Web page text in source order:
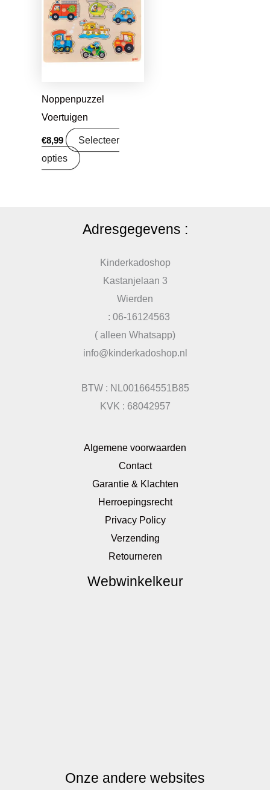
Noppenpuzzel
Voertuigen
€8,99
Selecteer
opties
Adresgegevens :
Kinderkadoshop
Kastanjelaan 3
Wierden
: 06-16124563
( alleen Whatsapp)
info@kinderkadoshop.nl
BTW : NL001664551B85
KVK : 68042957
Algemene voorwaarden
Contact
Garantie & Klachten
Herroepingsrecht
Privacy Policy
Verzending
Retourneren
Webwinkelkeur
Onze andere websites